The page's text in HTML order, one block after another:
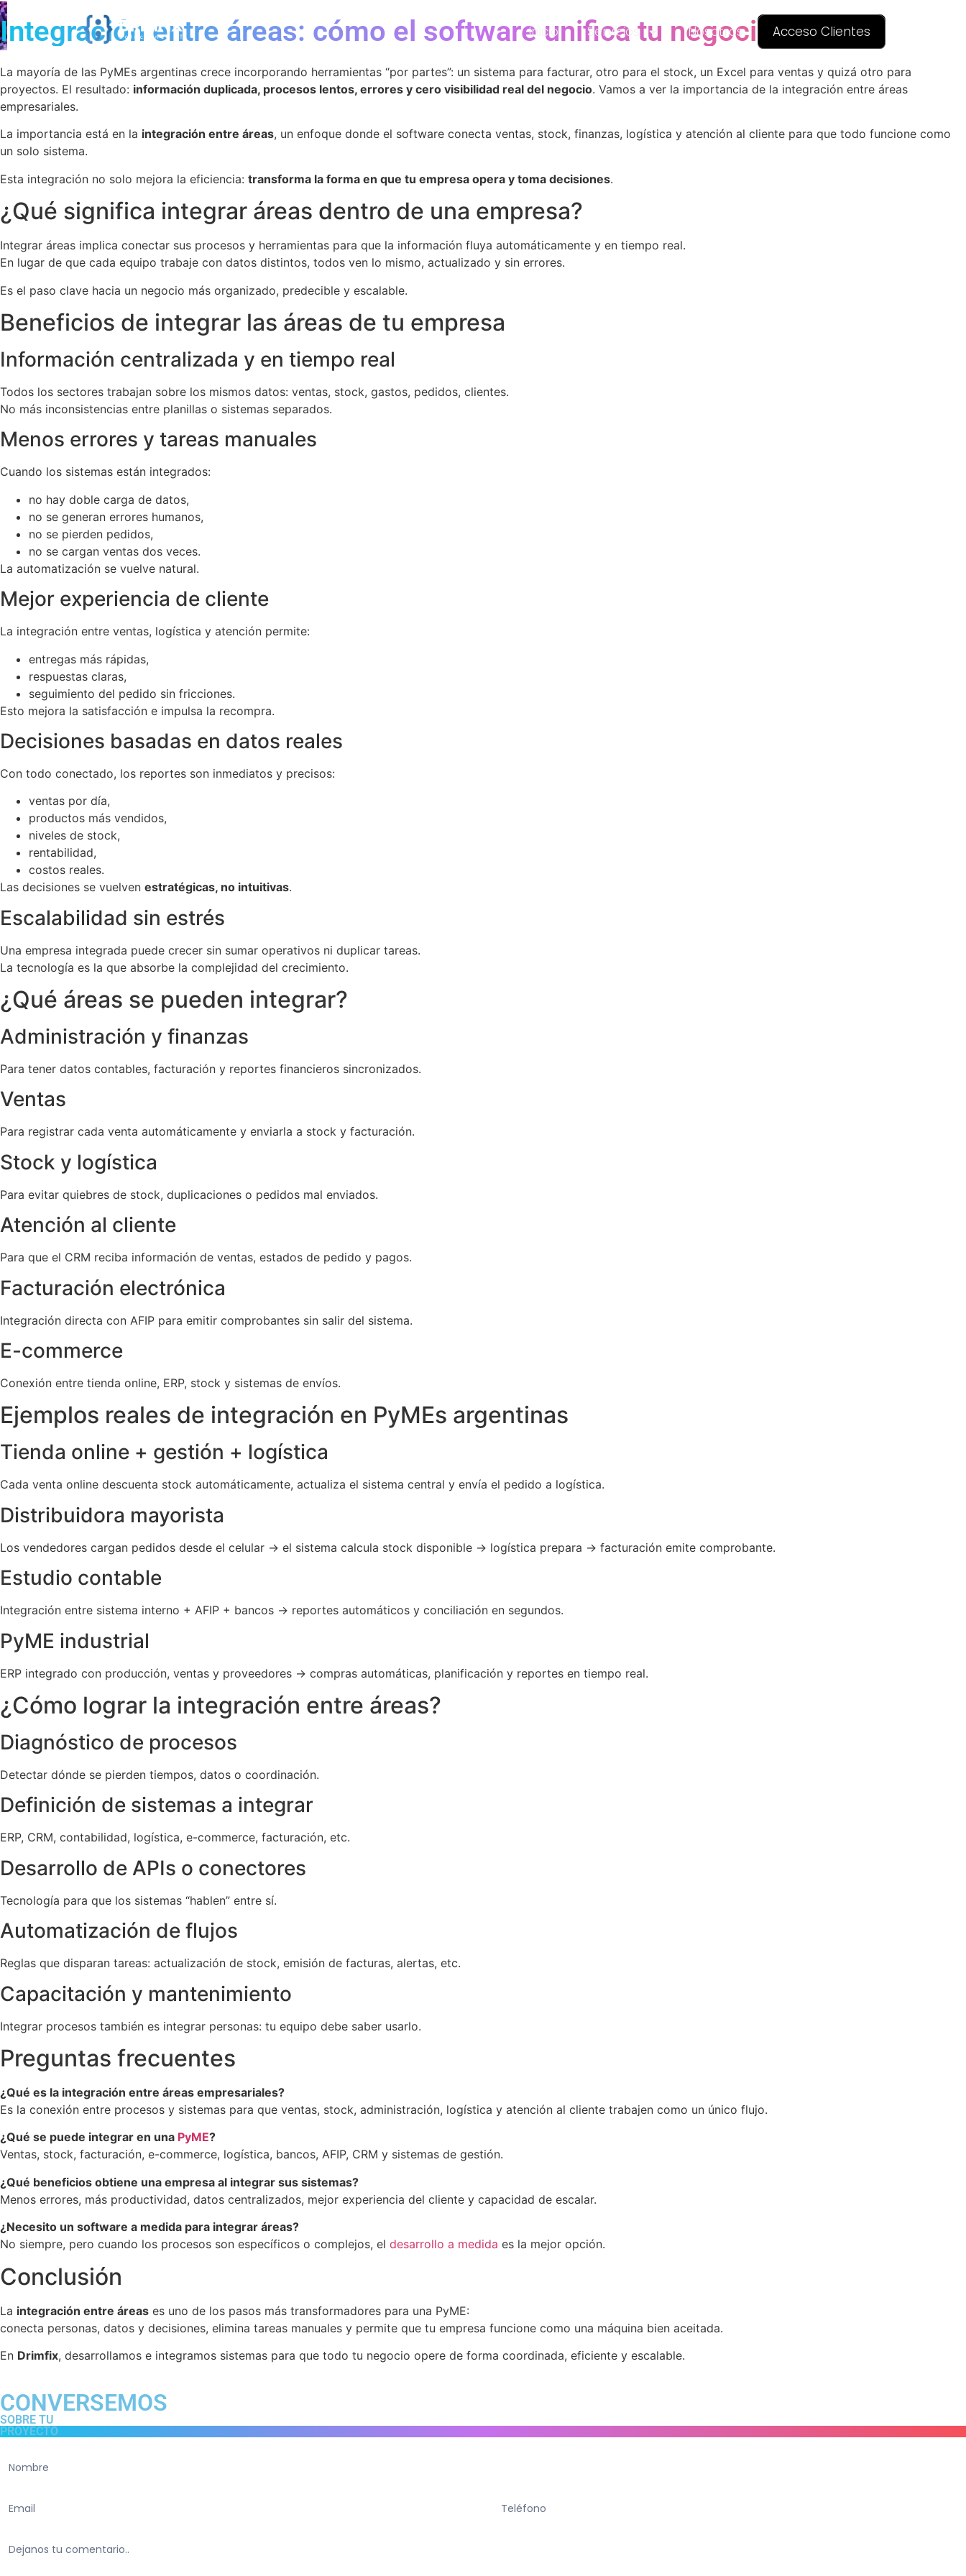
Inicio Servicios Nosotros Acceso Clientes
Integración entre áreas: cómo el software unifica tu negocio
La mayoría de las PyMEs argentinas crece incorporando herramientas “por partes”: un sistema para facturar, otro para el stock, un Excel para ventas y quizá otro para
proyectos. El resultado: información duplicada, procesos lentos, errores y cero visibilidad real del negocio. Vamos a ver la importancia de la integración entre áreas
empresariales.
La importancia está en la integración entre áreas, un enfoque donde el software conecta ventas, stock, finanzas, logística y atención al cliente para que todo funcione como
un solo sistema.
Esta integración no solo mejora la eficiencia: transforma la forma en que tu empresa opera y toma decisiones.
¿Qué significa integrar áreas dentro de una empresa?
Integrar áreas implica conectar sus procesos y herramientas para que la información fluya automáticamente y en tiempo real.
En lugar de que cada equipo trabaje con datos distintos, todos ven lo mismo, actualizado y sin errores.
Es el paso clave hacia un negocio más organizado, predecible y escalable.
Beneficios de integrar las áreas de tu empresa
Información centralizada y en tiempo real
Todos los sectores trabajan sobre los mismos datos: ventas, stock, gastos, pedidos, clientes.
No más inconsistencias entre planillas o sistemas separados.
Menos errores y tareas manuales
Cuando los sistemas están integrados:
no hay doble carga de datos,
no se generan errores humanos,
no se pierden pedidos,
no se cargan ventas dos veces.
La automatización se vuelve natural.
Mejor experiencia de cliente
La integración entre ventas, logística y atención permite:
entregas más rápidas,
respuestas claras,
seguimiento del pedido sin fricciones.
Esto mejora la satisfacción e impulsa la recompra.
Decisiones basadas en datos reales
Con todo conectado, los reportes son inmediatos y precisos:
ventas por día,
productos más vendidos,
niveles de stock,
rentabilidad,
costos reales.
Las decisiones se vuelven estratégicas, no intuitivas.
Escalabilidad sin estrés
Una empresa integrada puede crecer sin sumar operativos ni duplicar tareas.
La tecnología es la que absorbe la complejidad del crecimiento.
¿Qué áreas se pueden integrar?
Administración y finanzas
Para tener datos contables, facturación y reportes financieros sincronizados.
Ventas
Para registrar cada venta automáticamente y enviarla a stock y facturación.
Stock y logística
Para evitar quiebres de stock, duplicaciones o pedidos mal enviados.
Atención al cliente
Para que el CRM reciba información de ventas, estados de pedido y pagos.
Facturación electrónica
Integración directa con AFIP para emitir comprobantes sin salir del sistema.
E-commerce
Conexión entre tienda online, ERP, stock y sistemas de envíos.
Ejemplos reales de integración en PyMEs argentinas
Tienda online + gestión + logística
Cada venta online descuenta stock automáticamente, actualiza el sistema central y envía el pedido a logística.
Distribuidora mayorista
Los vendedores cargan pedidos desde el celular → el sistema calcula stock disponible → logística prepara → facturación emite comprobante.
Estudio contable
Integración entre sistema interno + AFIP + bancos → reportes automáticos y conciliación en segundos.
PyME industrial
ERP integrado con producción, ventas y proveedores → compras automáticas, planificación y reportes en tiempo real.
¿Cómo lograr la integración entre áreas?
Diagnóstico de procesos
Detectar dónde se pierden tiempos, datos o coordinación.
Definición de sistemas a integrar
ERP, CRM, contabilidad, logística, e-commerce, facturación, etc.
Desarrollo de APIs o conectores
Tecnología para que los sistemas “hablen” entre sí.
Automatización de flujos
Reglas que disparan tareas: actualización de stock, emisión de facturas, alertas, etc.
Capacitación y mantenimiento
Integrar procesos también es integrar personas: tu equipo debe saber usarlo.
Preguntas frecuentes
¿Qué es la integración entre áreas empresariales?
Es la conexión entre procesos y sistemas para que ventas, stock, administración, logística y atención al cliente trabajen como un único flujo.
¿Qué se puede integrar en una PyME?
Ventas, stock, facturación, e-commerce, logística, bancos, AFIP, CRM y sistemas de gestión.
¿Qué beneficios obtiene una empresa al integrar sus sistemas?
Menos errores, más productividad, datos centralizados, mejor experiencia del cliente y capacidad de escalar.
¿Necesito un software a medida para integrar áreas?
No siempre, pero cuando los procesos son específicos o complejos, el desarrollo a medida es la mejor opción.
Conclusión
La integración entre áreas es uno de los pasos más transformadores para una PyME:
conecta personas, datos y decisiones, elimina tareas manuales y permite que tu empresa funcione como una máquina bien aceitada.
En Drimfix, desarrollamos e integramos sistemas para que todo tu negocio opere de forma coordinada, eficiente y escalable.
CONVERSEMOS
SOBRE TU
PROYECTO
Contacto